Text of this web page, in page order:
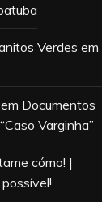
Verdes em
em Documentos
Varginha”
cómo! |